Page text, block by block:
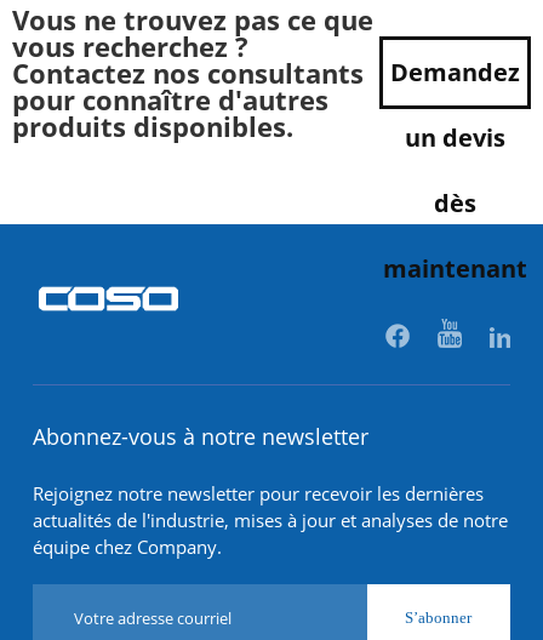
Vous ne trouvez pas ce que
vous recherchez ?
Contactez nos consultants
pour connaître d'autres
produits disponibles.
Demandez
un devis
dès
maintenant
Abonnez-vous à notre newsletter
Rejoignez notre newsletter pour recevoir les dernières
actualités de l'industrie, mises à jour et analyses de notre
équipe chez Company.
S’abonner